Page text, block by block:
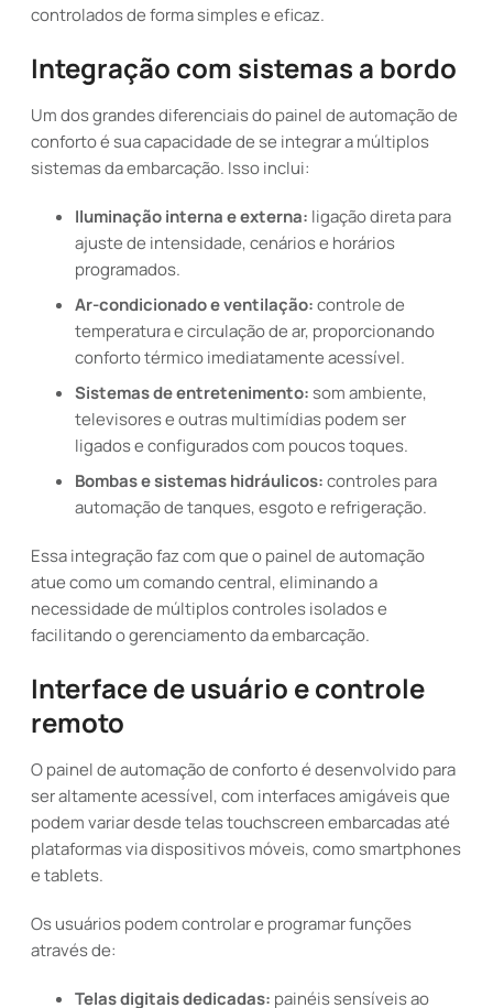
controlados de forma simples e eficaz.
Integração com sistemas a bordo
Um dos grandes diferenciais do painel de automação de
conforto é sua capacidade de se integrar a múltiplos
sistemas da embarcação. Isso inclui:
Iluminação interna e externa: ligação direta para
ajuste de intensidade, cenários e horários
programados.
Ar-condicionado e ventilação:controle de
temperatura e circulação de ar, proporcionando
conforto térmico imediatamente acessível.
Sistemas de entretenimento:som ambiente,
televisores e outras multimídias podem ser
ligados e configurados com poucos toques.
Bombas e sistemas hidráulicos:controles para
automação de tanques, esgoto e refrigeração.
Essa integração faz com que o painel de automação
atue como um comando central, eliminando a
necessidade de múltiplos controles isolados e
facilitando o gerenciamento da embarcação.
Interface de usuário e controle
remoto
O painel de automação de conforto é desenvolvido para
ser altamente acessível, com interfaces amigáveis que
podem variar desde telas touchscreen embarcadas até
plataformas via dispositivos móveis, como smartphones
e tablets.
Os usuários podem controlar e programar funções
através de:
Telas digitais dedicadas: painéis sensíveis ao